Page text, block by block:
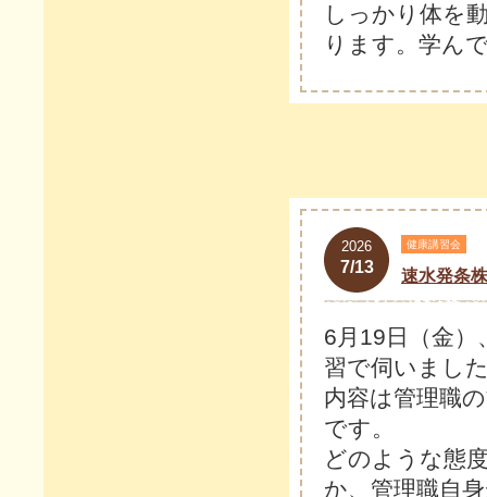
しっかり体を
ります。学ん
2026
7/13
健康講習会
速水発条
6月19日（金
習で伺いまし
内容は管理職
です。
どのような態
か、管理職自